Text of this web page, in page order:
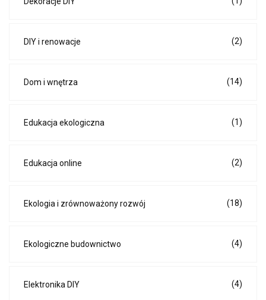
DIY i renowacje (2)
Dom i wnętrza (14)
Edukacja ekologiczna (1)
Edukacja online (2)
Ekologia i zrównoważony rozwój (18)
Ekologiczne budownictwo (4)
Elektronika DIY (4)